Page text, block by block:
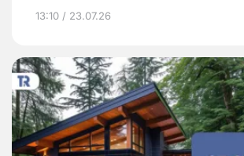
13:10 / 23.07.26